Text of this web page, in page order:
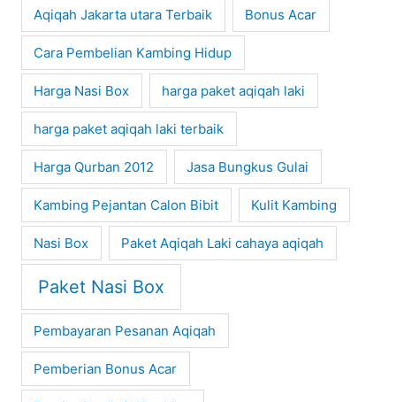
Aqiqah Jakarta utara Terbaik Bonus Acar
Cara Pembelian Kambing Hidup
Harga Nasi Box harga paket aqiqah laki
harga paket aqiqah laki terbaik
Harga Qurban 2012 Jasa Bungkus Gulai
Kambing Pejantan Calon Bibit Kulit Kambing
Nasi Box Paket Aqiqah Laki cahaya aqiqah
Paket Nasi Box
Pembayaran Pesanan Aqiqah
Pemberian Bonus Acar